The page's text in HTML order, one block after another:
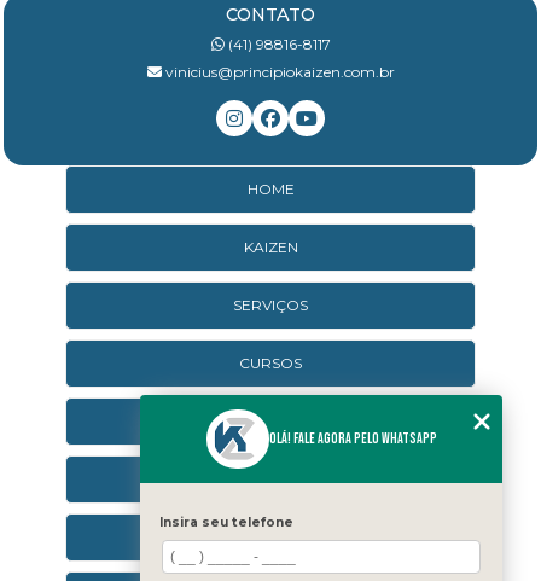
CONTATO
(41) 98816-8117
vinicius@principiokaizen.com.br
HOME
KAIZEN
SERVIÇOS
CURSOS
CURSOS ONLINE
CONTATO
Olá! Fale agora pelo WhatsApp
Insira seu telefone